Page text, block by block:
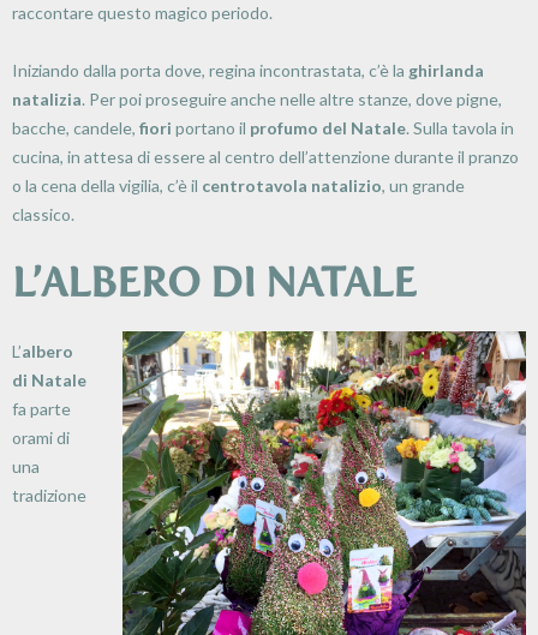
raccontare questo magico periodo.
Iniziando dalla porta dove, regina incontrastata, c’è la ghirlanda
natalizia. Per poi proseguire anche nelle altre stanze, dove pigne,
bacche, candele, fiori portano il profumo del Natale. Sulla tavola in
cucina, in attesa di essere al centro dell’attenzione durante il pranzo
o la cena della vigilia, c’è il centrotavola natalizio, un grande
classico.
L’ALBERO DI NATALE
L’albero
di Natale
fa parte
orami di
una
tradizione